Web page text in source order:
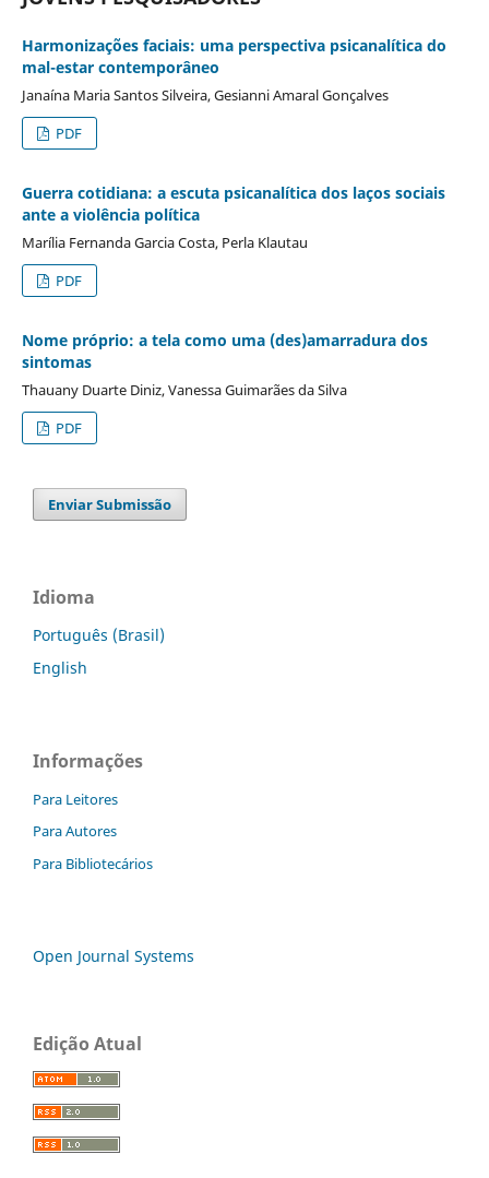
Harmonizações faciais: uma perspectiva psicanalítica do
mal-estar contemporâneo
Janaína Maria Santos Silveira, Gesianni Amaral Gonçalves
PDF
Guerra cotidiana: a escuta psicanalítica dos laços sociais
ante a violência política
Marília Fernanda Garcia Costa, Perla Klautau
PDF
Nome próprio: a tela como uma (des)amarradura dos
sintomas
Thauany Duarte Diniz, Vanessa Guimarães da Silva
PDF
Enviar Submissão
Idioma
Português (Brasil)
English
Informações
Para Leitores
Para Autores
Para Bibliotecários
Open Journal Systems
Edição Atual